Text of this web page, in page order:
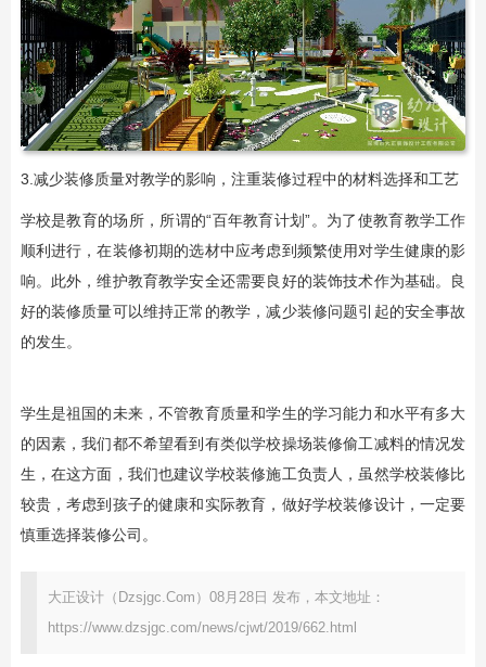
3.减少装修质量对教学的影响，注重装修过程中的材料选择和工艺
学校是教育的场所，所谓的“百年教育计划”。为了使教育教学工作
顺利进行，在装修初期的选材中应考虑到频繁使用对学生健康的影
响。此外，维护教育教学安全还需要良好的装饰技术作为基础。良
好的装修质量可以维持正常的教学，减少装修问题引起的安全事故
的发生。
学生是祖国的未来，不管教育质量和学生的学习能力和水平有多大
的因素，我们都不希望看到有类似学校操场装修偷工减料的情况发
生，在这方面，我们也建议学校装修施工负责人，虽然学校装修比
较贵，考虑到孩子的健康和实际教育，做好学校装修设计，一定要
慎重选择装修公司。
大正设计（Dzsjgc.Com）08月28日 发布，本文地址：
https://www.dzsjgc.com/news/cjwt/2019/662.html